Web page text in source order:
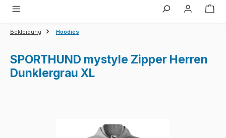
Bekleidung Hoodies
SPORTHUND mystyle Zipper Herren
Dunklergrau XL